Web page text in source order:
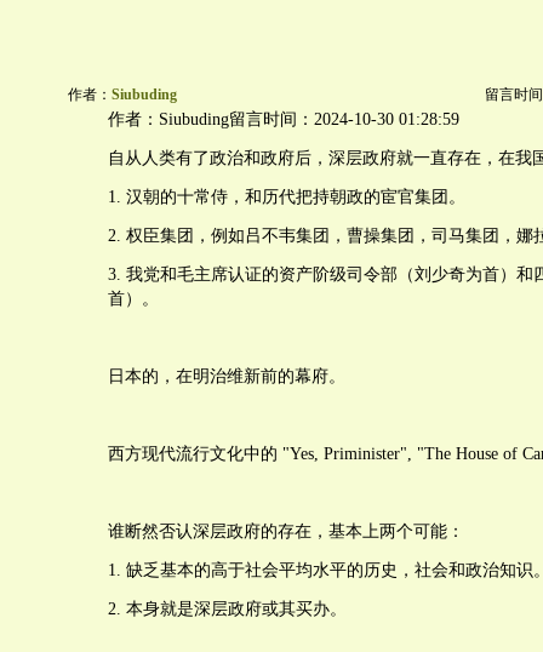
作者： Siubuding 留言时
作者：Siubuding留言时间：2024-10-30 01:28:59
自从人类有了政治和政府后，深层政府就一直存在，在我
1. 汉朝的十常侍，和历代把持朝政的宦官集团。
2. 权臣集团，例如吕不韦集团，曹操集团，司马集团，娜
3. 我党和毛主席认证的资产阶级司令部（刘少奇为首）和
首）。
日本的，在明治维新前的幕府。
西方现代流行文化中的 "Yes, Priminister", "The House of
谁断然否认深层政府的存在，基本上两个可能：
1. 缺乏基本的高于社会平均水平的历史，社会和政治知识
2. 本身就是深层政府或其买办。